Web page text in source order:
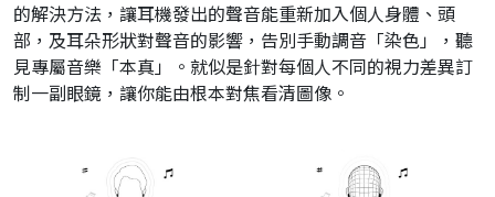
的解決方法，讓耳機發出的聲音能重新加入個人身體、頭
部，及耳朵形狀對聲音的影響，告別手動調音「染色」，聽
見專屬音樂「本真」。就似是針對每個人不同的視力差異訂
制一副眼鏡，讓你能由根本對焦看清圖像。